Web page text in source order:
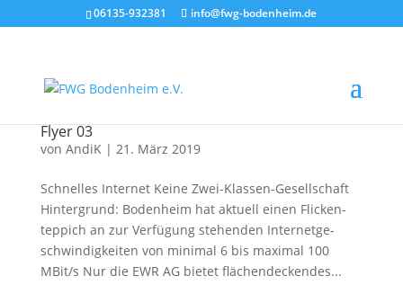
06135-932381 info@fwg-bodenheim.de
Flyer 03
von AndiK| 21. März 2019
Schnel­les Inter­net Kei­ne Zwei-Klas­sen-Gesell­schaft
Hin­ter­grund: Bodenheim hat aktu­ell einen Fli­cken­
tep­pich an zur Verfügung ste­hen­den Inter­net­ge­
schwin­dig­kei­ten von mini­mal 6 bis maxi­mal 100
MBit/​s Nur die EWR AG bie­tet flächendeckendes...